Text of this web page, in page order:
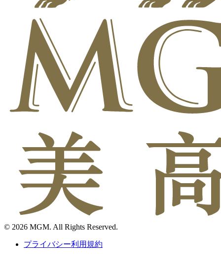
© 2026 MGM. All Rights Reserved.
プライバシー利用規約